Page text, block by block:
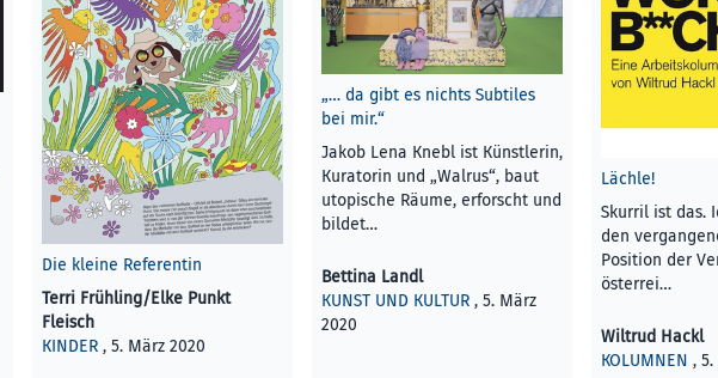
Die kleine Referentin
Terri Frühling/Elke Punkt
Fleisch
KINDER , 5. März 2020
„… da gibt es nichts Subtiles
bei mir.“
Jakob Lena Knebl ist Künstlerin,
Kuratorin und „Walrus“, baut
utopische Räume, erforscht und
bildet…
Bettina Landl
KUNST UND KULTUR , 5. März
2020
Lächle!
Skurril ist das.
den
Position der
österrei…
Wiltrud Hackl
KOLUMNEN ,